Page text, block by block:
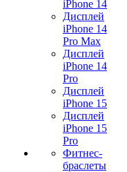
iPhone 14
Дисплей
iPhone 14
Pro Max
Дисплей
iPhone 14
Pro
Дисплей
iPhone 15
Дисплей
iPhone 15
Pro
Фитнес-
браслеты